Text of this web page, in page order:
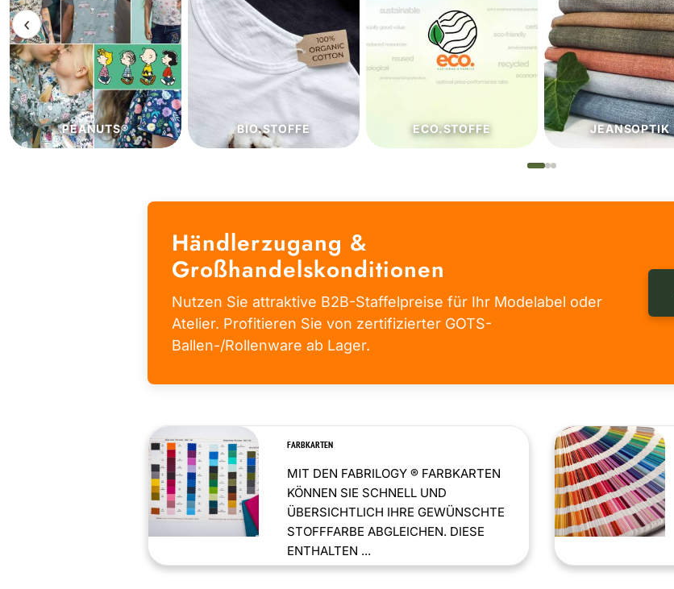
‹
BIO.STOFFE ECO.STOFFE JEANSOPTIK NÄHZUTATEN
Händlerzugang &
Großhandelskonditionen
Nutzen Sie attraktive B2B-Staffelpreise für Ihr Modelabel oder
Atelier. Profitieren Sie von zertifizierter GOTS-
Ballen-/Rollenware ab Lager.
FARBKARTEN
MIT DEN FABRILOGY ® FARBKARTEN
KÖNNEN SIE SCHNELL UND
ÜBERSICHTLICH IHRE GEWÜNSCHTE
STOFFFARBE ABGLEICHEN. DIESE
ENTHALTEN ...